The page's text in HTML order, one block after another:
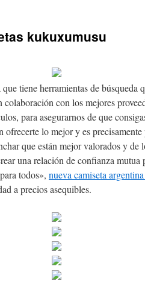
kukuxumusu
tiene herramientas de búsqueda
con los mejores
para asegurarnos de que
ofrecerte lo mejor y es
que están mejor valorados y de
una relación de confianza mutua
todos», nueva camiseta
a precios asequibles.